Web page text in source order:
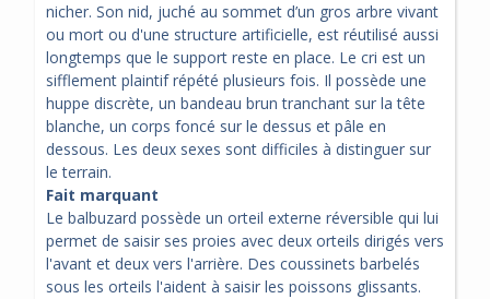
nicher. Son nid, juché au sommet d’un gros arbre vivant
ou mort ou d'une structure artificielle, est réutilisé aussi
longtemps que le support reste en place. Le cri est un
sifflement plaintif répété plusieurs fois. Il possède une
huppe discrète, un bandeau brun tranchant sur la tête
blanche, un corps foncé sur le dessus et pâle en
dessous. Les deux sexes sont difficiles à distinguer sur
le terrain.
Fait marquant
Le balbuzard possède un orteil externe réversible qui lui
permet de saisir ses proies avec deux orteils dirigés vers
l'avant et deux vers l'arrière. Des coussinets barbelés
sous les orteils l'aident à saisir les poissons glissants.